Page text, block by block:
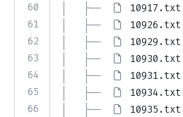
60
61
62
63
64
65
66
│   ├──
10917.txt
│   ├──
10926.txt
│   ├──
10929.txt
│   ├──
10930.txt
│   ├──
10931.txt
│   ├──
10934.txt
│   ├──
10935.txt